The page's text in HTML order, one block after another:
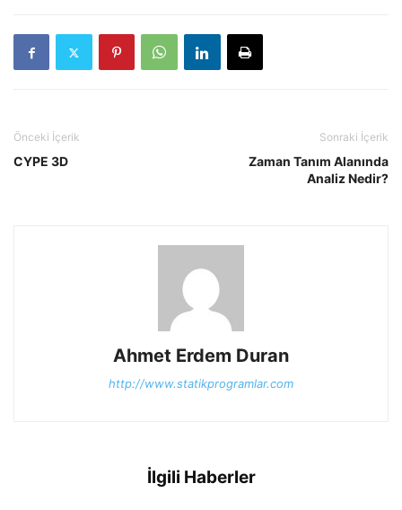
Önceki İçerik
CYPE 3D
Sonraki İçerik
Zaman Tanım Alanında
Analiz Nedir?
Ahmet Erdem Duran
http://www.statikprogramlar.com
İlgili Haberler